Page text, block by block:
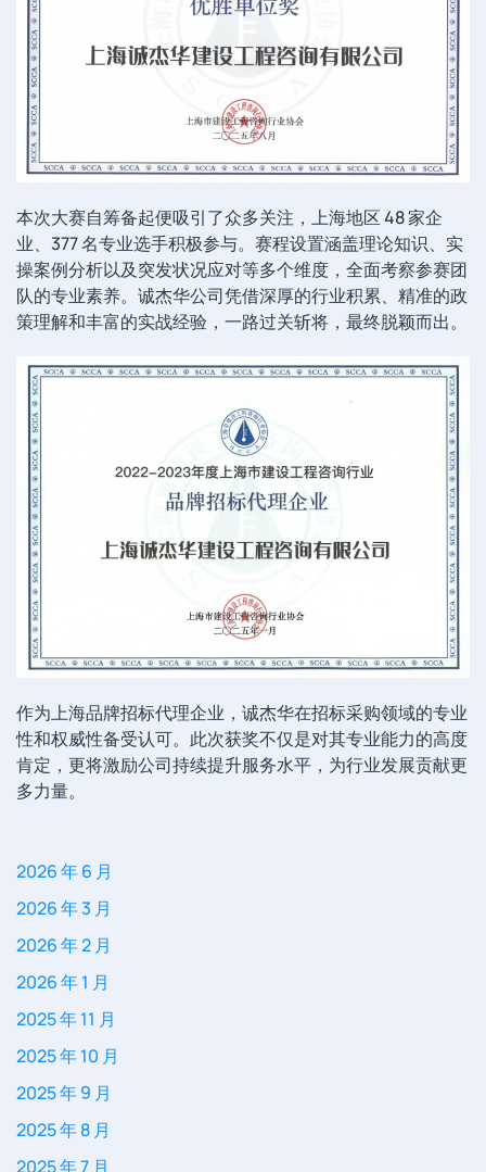
本次大赛自筹备起便吸引了众多关注，上海地区 48 家企
业、377 名专业选手积极参与。赛程设置涵盖理论知识、实
操案例分析以及突发状况应对等多个维度，全面考察参赛团
队的专业素养。诚杰华公司凭借深厚的行业积累、精准的政
策理解和丰富的实战经验，一路过关斩将，最终脱颖而出。
作为上海品牌招标代理企业，诚杰华在招标采购领域的专业
性和权威性备受认可。此次获奖不仅是对其专业能力的高度
肯定，更将激励公司持续提升服务水平，为行业发展贡献更
多力量。
2026 年 6 月
2026 年 3 月
2026 年 2 月
2026 年 1 月
2025 年 11 月
2025 年 10 月
2025 年 9 月
2025 年 8 月
2025 年 7 月